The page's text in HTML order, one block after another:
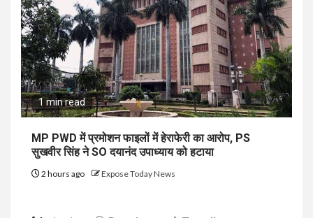
1 min read
MP PWD में प्रमोशन फाइलों में हेराफेरी का आरोप, PS
सुखवीर सिंह ने SO दयानंद उपाध्याय को हटाया
2 hours ago Expose Today News